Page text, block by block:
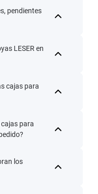
pendientes
LESER en
cajas para
para
los